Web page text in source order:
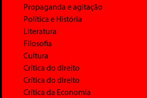
Propaganda e agitação
Política e História
Literatura
Filosofia
Cultura
Crítica do direito
Crítica do direito
Crítica da Economia